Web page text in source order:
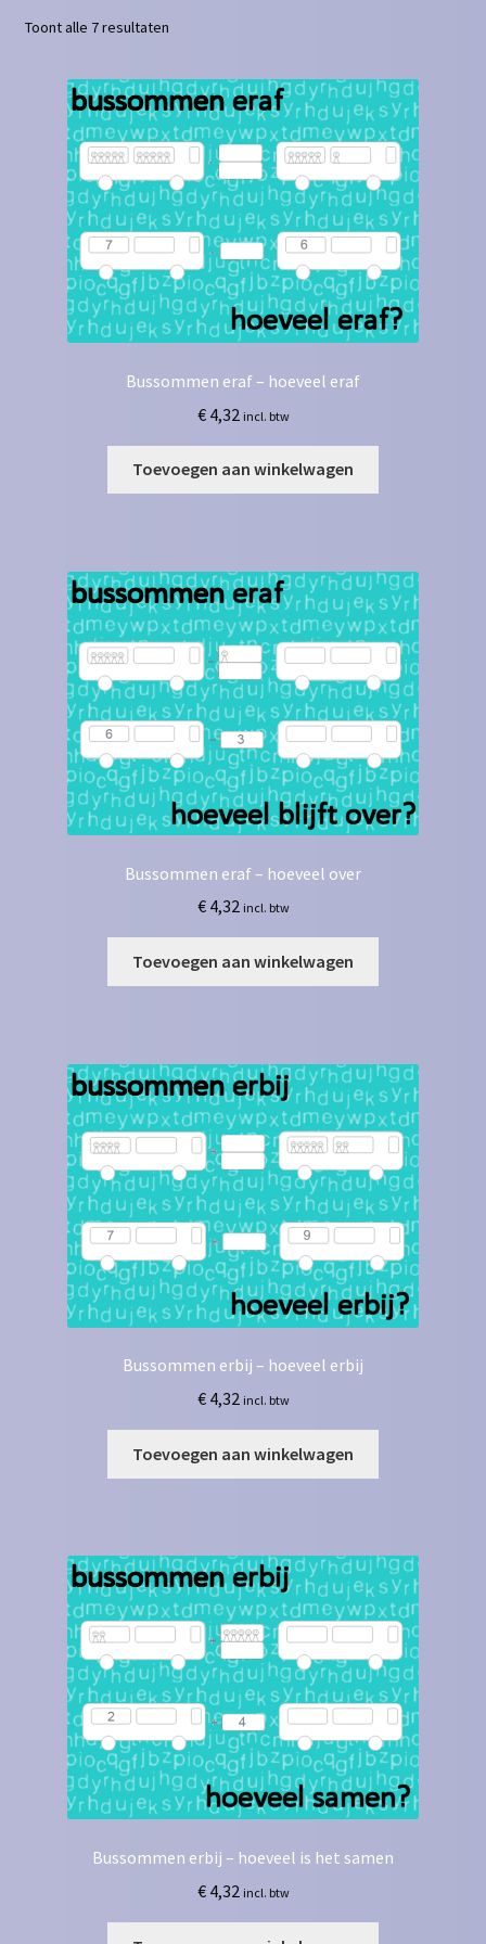
Contact
Homepagina
Mijn account
Privacy Policy
Winkelmand
Winkel
Toont alle 7 resultaten
Bussommen eraf – hoeveel eraf
€4,32 incl. btw
Toevoegen aan winkelwagen
Bussommen eraf – hoeveel over
€4,32 incl. btw
Toevoegen aan winkelwagen
Bussommen erbij – hoeveel erbij
€4,32 incl. btw
Toevoegen aan winkelwagen
Bussommen erbij – hoeveel is het samen
€4,32 incl. btw